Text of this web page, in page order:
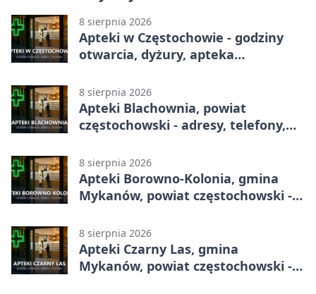
8 sierpnia 2026
Apteki w Częstochowie - godziny
otwarcia, dyżury, apteka
8 sierpnia 2026
Apteki Blachownia, powiat
częstochowski - adresy, telefony,
8 sierpnia 2026
Apteki Borowno-Kolonia, gmina
Mykanów, powiat częstochowski -
8 sierpnia 2026
Apteki Czarny Las, gmina
Mykanów, powiat częstochowski -